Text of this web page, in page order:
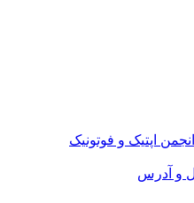
اپتیک و فوتونیک
و آدرس